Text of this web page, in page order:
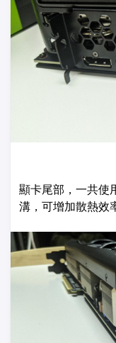
顯卡尾部，一共使
溝，可增加散熱效